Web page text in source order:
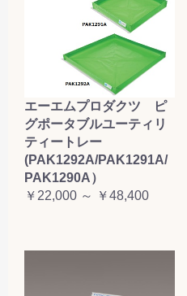
エーエムプロダクツ ピ
グポータブルユーティリ
ティートレー
(PAK1292A/PAK1291A/
PAK1290A）
￥22,000 ～ ￥48,400